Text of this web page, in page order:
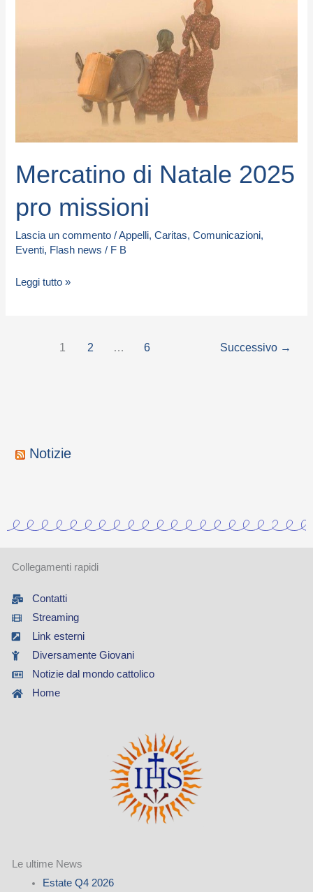
Mercatino di Natale 2025
pro missioni
Lascia un commento /Appelli,Caritas,Comunicazioni,
Eventi, Flash news / F B
Leggi tutto »
1 2 … 6 Successivo →
Notizie
Collegamenti rapidi
Contatti
Streaming
Link esterni
Diversamente Giovani
Notizie dal mondo cattolico
Home
Le ultime News
Estate Q4 2026